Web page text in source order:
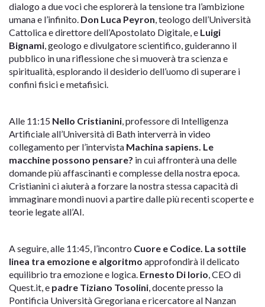
dialogo a due voci che esplorerà la tensione tra l’ambizione
umana e l’infinito. Don Luca Peyron, teologo dell’Università
Cattolica e direttore dell’Apostolato Digitale, e Luigi
Bignami, geologo e divulgatore scientifico, guideranno il
pubblico in una riflessione che si muoverà tra scienza e
spiritualità, esplorando il desiderio dell’uomo di superare i
confini fisici e metafisici.
Alle 11:15 Nello Cristianini, professore di Intelligenza
Artificiale all’Università di Bath interverrà in video
collegamento per l’intervista Machina sapiens. Le
macchine possono pensare? in cui affronterà una delle
domande più affascinanti e complesse della nostra epoca.
Cristianinici aiuterà a forzare la nostra stessa capacità di
immaginare mondi nuovia partire dalle più recenti scoperte e
teorie legate all’AI.
A seguire, alle 11:45, l’incontro Cuore e Codice. La sottile
linea tra emozione e algoritmo approfondirà il delicato
equilibrio tra emozione e logica. Ernesto Di Iorio, CEO di
Quest.it, e padre Tiziano Tosolini, docente presso la
Pontificia Università Gregoriana e ricercatore al Nanzan